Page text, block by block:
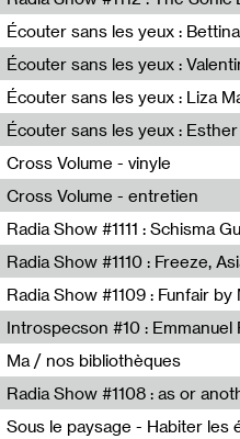
Écouter sans les yeux :
Bettina Samson
Écouter sans les yeux :
Valentine Branca
Liza Maignan,Elodie Lecat
Esther Meunier Corfdyr
Cross Volume - vinyle
Cross Volume - entretien
Resonance
Radio WORM
Jet FM
Introspecson #10 : Emmanuel
Pierre Henry,Emmanuel Parent
Ma / nos bibliothèques
Radio Zero